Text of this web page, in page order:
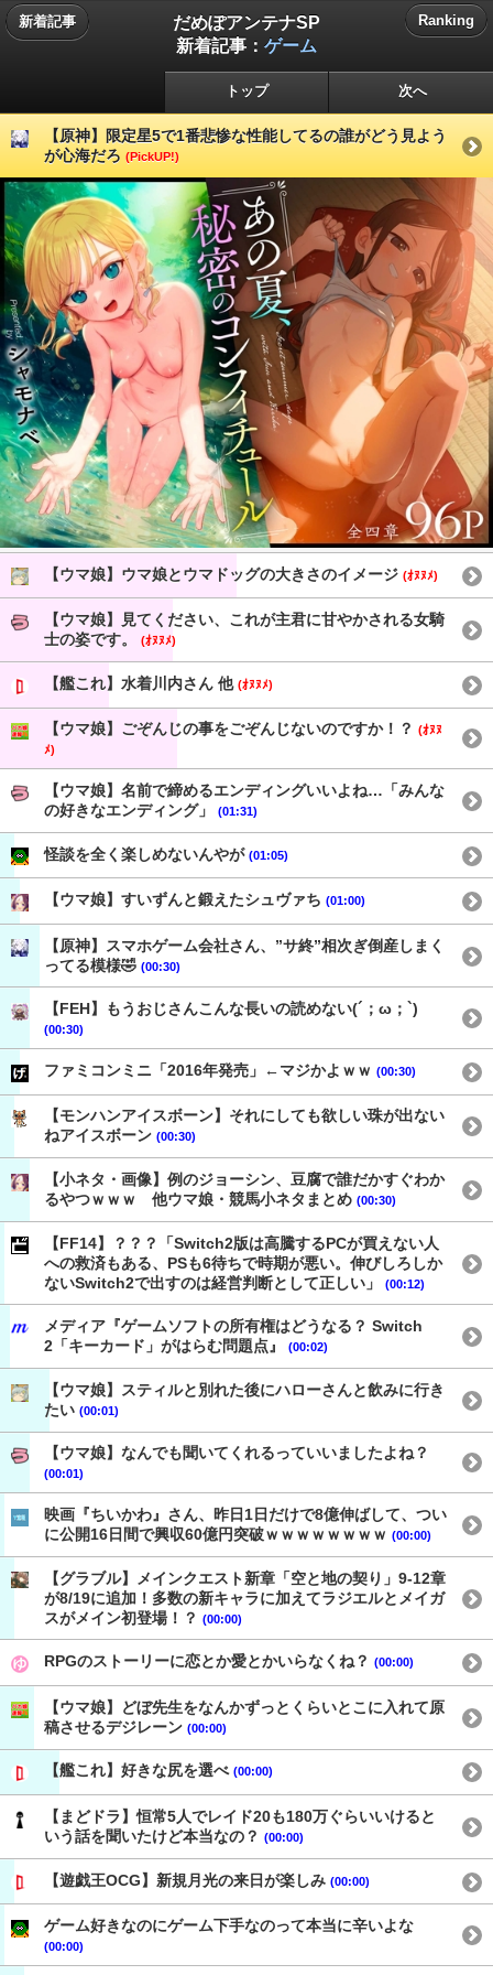
新着記事
だめぽアンテナSP
新着記事： ゲーム
Ranking
トップ 次へ
【原神】限定星5で1番悲惨な性能してるの誰がどう見よう
が心海だろ (PickUP!)
【ウマ娘】ウマ娘とウマドッグの大きさのイメージ (ｵﾇﾇﾒ)
【ウマ娘】見てください、これが主君に甘やかされる女騎
士の姿です。
(ｵﾇﾇﾒ)
【艦これ】水着川内さん 他 (ｵﾇﾇﾒ)
【ウマ娘】ごぞんじの事をごぞんじないのですか！？ (ｵﾇﾇ
ﾒ)
【ウマ娘】名前で締めるエンディングいいよね…「みんな
の好きなエンディング」
(01:31)
怪談を全く楽しめないんやが (01:05)
【ウマ娘】すいずんと鍛えたシュヴァち (01:00)
【原神】スマホゲーム会社さん、”サ終”相次ぎ倒産しまく
ってる模様🤣 (00:30)
【FEH】もうおじさんこんな長いの読めない(´；ω；`)
(00:30)
ファミコンミニ「2016年発売」←マジかよｗｗ (00:30)
【モンハンアイスボーン】それにしても欲しい珠が出ない
ねアイスボーン (00:30)
【小ネタ・画像】例のジョーシン、豆腐で誰だかすぐわか
るやつｗｗｗ 他ウマ娘・競馬小ネタまとめ (00:30)
【FF14】？？？「Switch2版は高騰するPCが買えない人
への救済もある、PSも6待ちで時期が悪い。伸びしろしか
ないSwitch2で出すのは経営判断として正しい」
(00:12)
メディア『ゲームソフトの所有権はどうなる？ Switch
2「キーカード」がはらむ問題点』
(00:02)
【ウマ娘】スティルと別れた後にハローさんと飲みに行き
たい (00:01)
【ウマ娘】なんでも聞いてくれるっていいましたよね？
(00:01)
映画『ちいかわ』さん、昨日1日だけで8億伸ばして、つい
に公開16日間で興収60億円突破ｗｗｗｗｗｗｗｗ (00:00)
【グラブル】メインクエスト新章「空と地の契り」9-12章
が8/19に追加！多数の新キャラに加えてラジエルとメイガ
スがメイン初登場！？ (00:00)
RPGのストーリーに恋とか愛とかいらなくね？ (00:00)
【ウマ娘】どぼ先生をなんかずっとくらいとこに入れて原
稿させるデジレーン (00:00)
【艦これ】好きな尻を選べ (00:00)
【まどドラ】恒常5人でレイド20も180万ぐらいいけると
いう話を聞いたけど本当なの？ (00:00)
【遊戯王OCG】新規月光の来日が楽しみ (00:00)
ゲーム好きなのにゲーム下手なのって本当に辛いよな
(00:00)